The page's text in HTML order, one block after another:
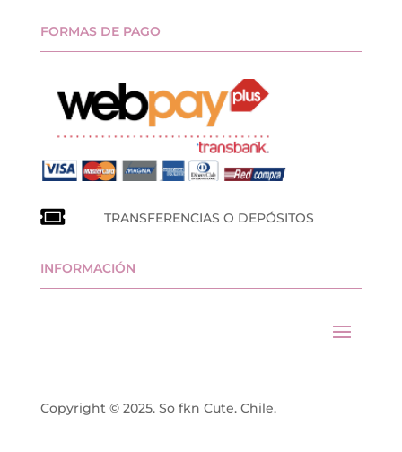
FORMAS DE PAGO
TRANSFERENCIAS O DEPÓSITOS
INFORMACIÓN
Copyright © 2025. So fkn Cute. Chile.